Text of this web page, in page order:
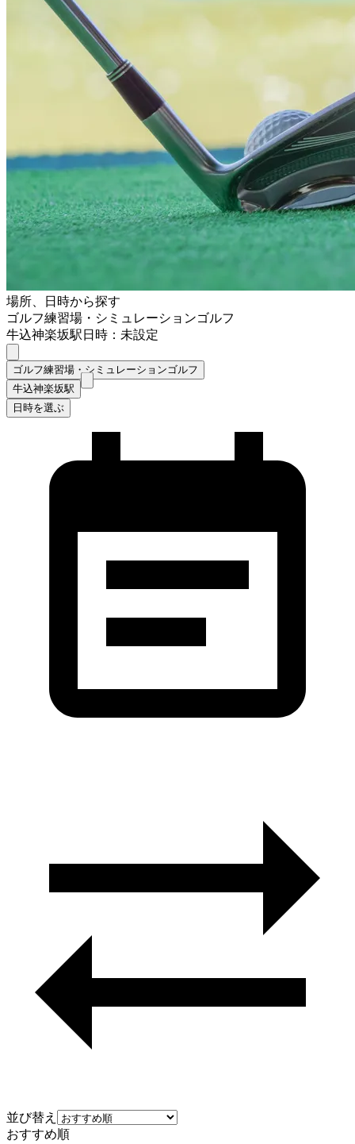
場所、日時から探す
ゴルフ練習場・シミュレーションゴルフ
牛込神楽坂駅日時：未設定
ゴルフ練習場・シミュレーションゴルフ
牛込神楽坂駅
日時を選ぶ
並び替え
おすすめ順